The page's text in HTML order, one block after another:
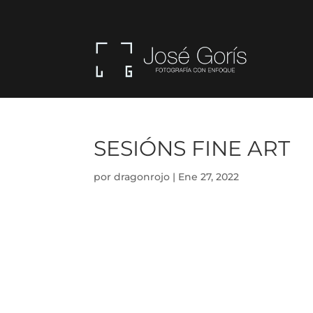
SESIÓNS FINE ART
pordragonrojo | Ene 27, 2022